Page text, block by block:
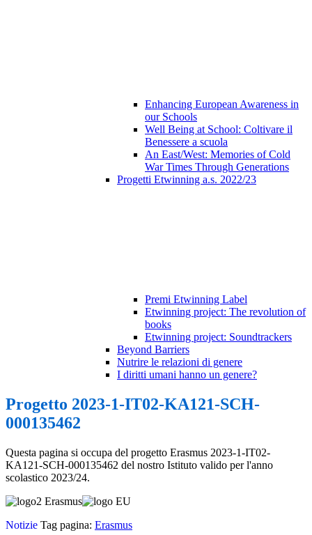
Enhancing European Awareness in
our Schools
Well Being at School: Coltivare il
Benessere a scuola
An East/West: Memories of Cold
War Times Through Generations
Progetti Etwinning a.s. 2022/23
Premi Etwinning Label
Etwinning project: The revolution of
books
Etwinning project: Soundtrackers
Beyond Barriers
Nutrire le relazioni di genere
I diritti umani hanno un genere?
Progetto 2023-1-IT02-KA121-SCH-
000135462
Questa pagina si occupa del progetto Erasmus 2023-1-IT02-
KA121-SCH-000135462 del nostro Istituto valido per l'anno
scolastico 2023/24.
Notizie Tag pagina: Erasmus